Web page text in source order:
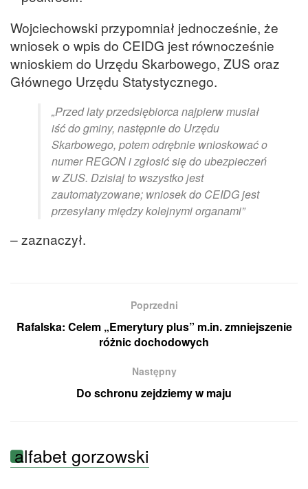
Wojciechowski przypomniał jednocześnie, że
wniosek o wpis do CEIDG jest równocześnie
wnioskiem do Urzędu Skarbowego, ZUS oraz
Głównego Urzędu Statystycznego.
„Przed laty przedsiębiorca najpierw musiał
iść do gminy, następnie do Urzędu
Skarbowego, potem odrębnie wnioskować o
numer REGON i zgłosić się do ubezpieczeń
w ZUS. Dzisiaj to wszystko jest
zautomatyzowane; wniosek do CEIDG jest
przesyłany między kolejnymi organami”
– zaznaczył.
Poprzedni
Rafalska: Celem „Emerytury plus” m.in. zmniejszenie
różnic dochodowych
Następny
Do schronu zejdziemy w maju
alfabet gorzowski